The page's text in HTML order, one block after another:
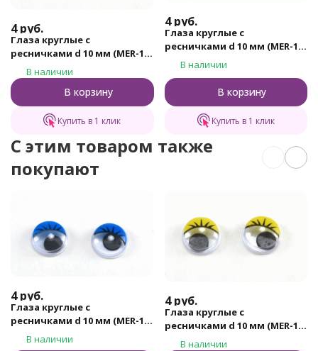
4 руб.
Глаза круглые с
ресничками d 10 мм (MER-10
- желтые)
В наличии
В корзину
Купить в 1 клик
4 руб.
Глаза круглые с
ресничками d 10 мм (MER-10
- красные)
В наличии
В корзину
Купить в 1 клик
C этим товаром также
покупают
4 руб.
Глаза круглые с
ресничками d 10 мм (MER-10
- синие)
В наличии
4 руб.
Глаза круглые с
ресничками d 10 мм (MER-10
- желтые)
В наличии